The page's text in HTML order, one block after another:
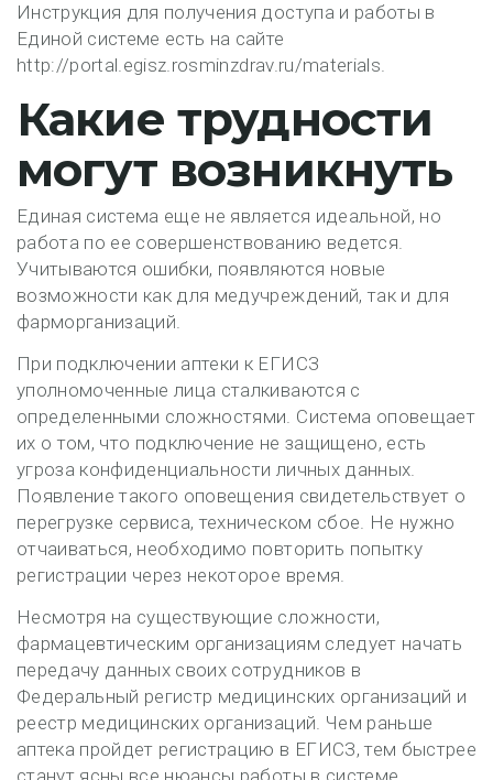
Инструкция для получения доступа и работы в
Единой системе есть на сайте
http://portal.egisz.rosminzdrav.ru/materials.
Какие трудности
могут возникнуть
Единая система еще не является идеальной, но
работа по ее совершенствованию ведется.
Учитываются ошибки, появляются новые
возможности как для медучреждений, так и для
фарморганизаций.
При подключении аптеки к ЕГИСЗ
уполномоченные лица сталкиваются с
определенными сложностями. Система оповещает
их о том, что подключение не защищено, есть
угроза конфиденциальности личных данных.
Появление такого оповещения свидетельствует о
перегрузке сервиса, техническом сбое. Не нужно
отчаиваться, необходимо повторить попытку
регистрации через некоторое время.
Несмотря на существующие сложности,
фармацевтическим организациям следует начать
передачу данных своих сотрудников в
Федеральный регистр медицинских организаций и
реестр медицинских организаций. Чем раньше
аптека пройдет регистрацию в ЕГИСЗ, тем быстрее
станут ясны все нюансы работы в системе,